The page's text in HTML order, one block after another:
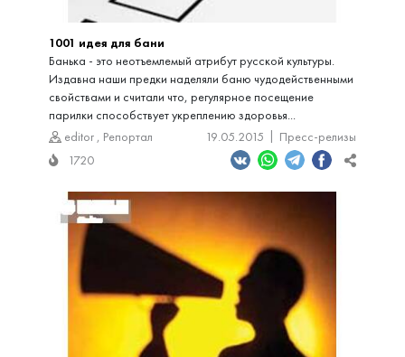
1001 идея для бани
Банька - это неотъемлемый атрибут русской культуры.
Издавна наши предки наделяли баню чудодейственными
свойствами и считали что, регулярное посещение
парилки способствует укреплению здоровья...
editor , Репортал 19.05.2015
Пресс-релизы
1720